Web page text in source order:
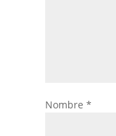
Nombre *